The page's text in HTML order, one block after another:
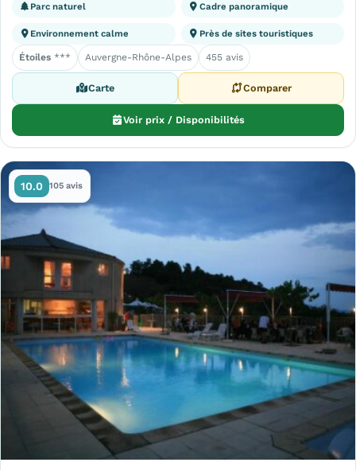
Parc naturel Cadre panoramique
Environnement calme Près de sites touristiques
Étoiles *** Auvergne-Rhône-Alpes 455 avis
Carte Comparer
Voir prix / Disponibilités
10.0 105 avis